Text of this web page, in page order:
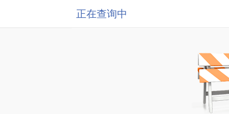
正在查询中